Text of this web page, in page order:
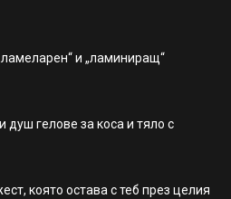
и „ламиниращ“
гелове за коса и тяло с
която остава с теб през целия